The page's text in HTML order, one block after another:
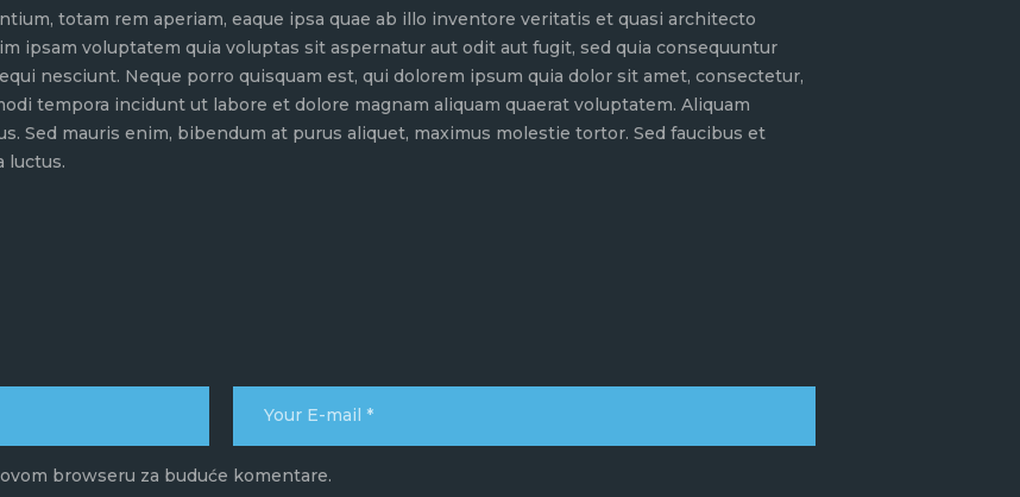
totam rem aperiam, eaque ipsa quae ab illo inventore veritatis et quasi architecto
ipsam voluptatem quia voluptas sit aspernatur aut odit aut fugit, sed quia consequuntur
nesciunt. Neque porro quisquam est, qui dolorem ipsum quia dolor sit amet, consectetur,
tempora incidunt ut labore et dolore magnam aliquam quaerat voluptatem. Aliquam
Sed mauris enim, bibendum at purus aliquet, maximus molestie tortor. Sed faucibus et
luctus.
browseru za buduće komentare.